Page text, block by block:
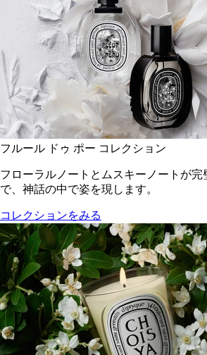
フルール ドゥ ポー コレクション
フローラルノートとムスキーノートが完
で、神話の中で姿を現します。
コレクションをみる